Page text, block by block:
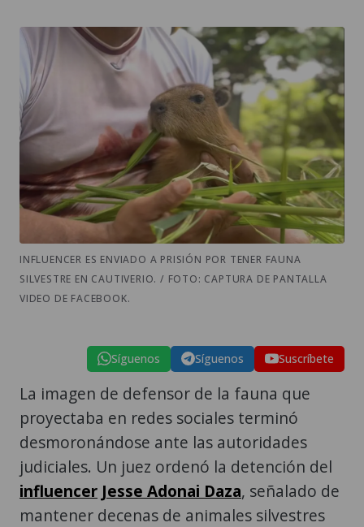
INFLUENCER ES ENVIADO A PRISIÓN POR TENER FAUNA
SILVESTRE EN CAUTIVERIO. / FOTO: CAPTURA DE PANTALLA
VIDEO DE FACEBOOK.
Síguenos Síguenos Suscríbete
La imagen de defensor de la fauna que
proyectaba en redes sociales terminó
desmoronándose ante las autoridades
judiciales. Un juez ordenó la detención del
influencer Jesse Adonai Daza, señalado de
mantener decenas de animales silvestres